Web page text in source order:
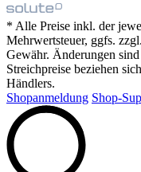
* Alle Preise inkl. der
Mehrwertsteuer, ggfs.
Gewähr. Änderungen
Streichpreise beziehen
Händlers.
Shopanmeldung Shop-